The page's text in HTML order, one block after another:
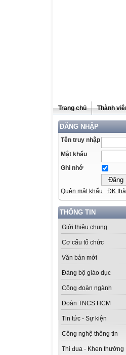
Trang chủ Thành
ĐĂNG NHẬP
Tên truy nhập
Mật khẩu
Ghi nhớ
Quên mật khẩu ĐK
THÔNG TIN
Giới thiệu chung
Cơ cấu tổ chức
Văn bản mới
Đảng bộ giáo dục
Công đoàn ngành
Đoàn TNCS HCM
Tin tức - Sự kiện
Công nghệ thông tin
Thi đua - Khen thưởng